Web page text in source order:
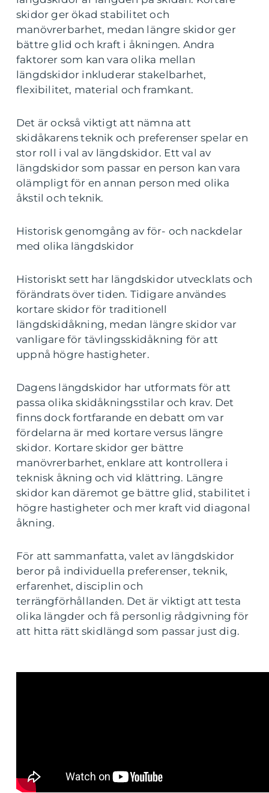
skidor ger ökad stabilitet och
manövrerbarhet, medan längre skidor ger
bättre glid och kraft i åkningen. Andra
faktorer som kan vara olika mellan
längdskidor inkluderar stakelbarhet,
flexibilitet, material och framkant.
Det är också viktigt att nämna att
skidåkarens teknik och preferenser spelar en
stor roll i val av längdskidor. Ett val av
längdskidor som passar en person kan vara
olämpligt för en annan person med olika
åkstil och teknik.
Historisk genomgång av för- och nackdelar
med olika längdskidor
Historiskt sett har längdskidor utvecklats och
förändrats över tiden. Tidigare användes
kortare skidor för traditionell
längdskidåkning, medan längre skidor var
vanligare för tävlingsskidåkning för att
uppnå högre hastigheter.
Dagens längdskidor har utformats för att
passa olika skidåkningsstilar och krav. Det
finns dock fortfarande en debatt om var
fördelarna är med kortare versus längre
skidor. Kortare skidor ger bättre
manövrerbarhet, enklare att kontrollera i
teknisk åkning och vid klättring. Längre
skidor kan däremot ge bättre glid, stabilitet i
högre hastigheter och mer kraft vid diagonal
åkning.
För att sammanfatta, valet av längdskidor
beror på individuella preferenser, teknik,
erfarenhet, disciplin och
terrängförhållanden. Det är viktigt att testa
olika längder och få personlig rådgivning för
att hitta rätt skidlängd som passar just dig.